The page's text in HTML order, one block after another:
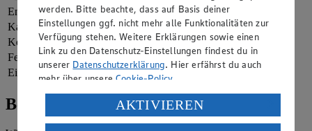
Energie
1.775 kj (21 %)
Kalorien
424 kcal (21 %)
Kohlenhydrate 49 g
Fett
17 g
Eiweiß
17 g
Bewertung
werden. Bitte beachte, dass auf Basis deiner
Einstellungen ggf. nicht mehr alle Funktionalitäten zur
Verfügung stehen. Weitere Erklärungen sowie einen
Link zu den Datenschutz-Einstellungen findest du in
unserer Datenschutzerklärung. Hier erfährst du auch
mehr über unsereCookie-Policy.
Verarbeitung deiner personenbezogenen Daten in den
USA durch Facebook und YouTube:
AKTIVIEREN